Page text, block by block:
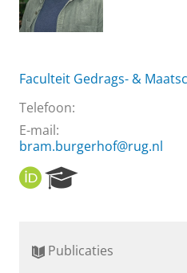
Faculteit Gedrags- &
Telefoon:
E-mail:
bram.burgerhof@rug.nl
O
R
r
Publicaties